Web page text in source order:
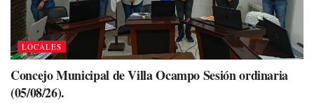
LOCALES
Concejo Municipal de Villa Ocampo Sesión ordinaria
(05/08/26).